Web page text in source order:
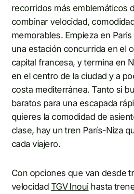
recorridos más emblemáticos
combinar velocidad,
memorables. Empieza en
una estación concurrida en el
capital francesa, y termina en
en el centro de la ciudad y a
costa mediterránea. Tanto si
baratos para una escapada
quieres la comodidad de
clase, hay un tren París-Niza
cada viajero.
Con opciones que van desde
velocidad TGV Inouihasta